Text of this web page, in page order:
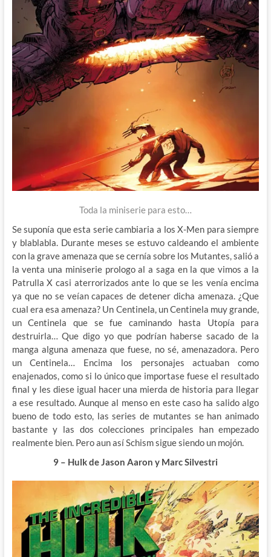
Toda la miniserie para esto…
Se suponía que esta serie cambiaria a los X-Men para siempre
y blablabla. Durante meses se estuvo caldeando el ambiente
con la grave amenaza que se cernía sobre los Mutantes, salió a
la venta una miniserie prologo al a saga en la que vimos a la
Patrulla X casi aterrorizados ante lo que se les venía encima
ya que no se veían capaces de detener dicha amenaza. ¿Que
cual era esa amenaza? Un Centinela, un Centinela muy grande,
un Centinela que se fue caminando hasta Utopía para
destruirla… Que digo yo que podrían haberse sacado de la
manga alguna amenaza que fuese, no sé, amenazadora. Pero
un Centinela… Encima los personajes actuaban como
enajenados, como si lo único que importase fuese el resultado
final y les diese igual hacer una mierda de historia para llegar
a ese resultado. Aunque al menso en este caso ha salido algo
bueno de todo esto, las series de mutantes se han animado
bastante y las dos colecciones principales han empezado
realmente bien. Pero aun así Schism sigue siendo un mojón.
9 – Hulk de Jason Aaron y Marc Silvestri